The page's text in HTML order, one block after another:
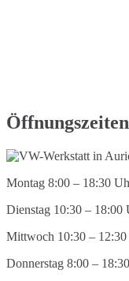
Montag 8:00 – 18:30
Dienstag 10:30 – 18:00
Mittwoch 10:30 –
Donnerstag 8:00 –